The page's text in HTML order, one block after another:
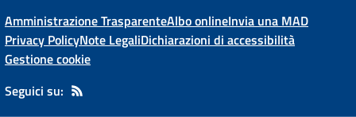
Amministrazione TrasparenteAlbo onlineInvia una MAD
Privacy PolicyNote LegaliDichiarazioni di accessibilità
Gestione cookie
Seguici su: